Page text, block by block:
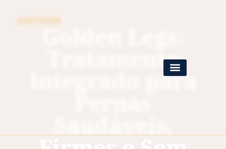
Tratamento
Integrado para